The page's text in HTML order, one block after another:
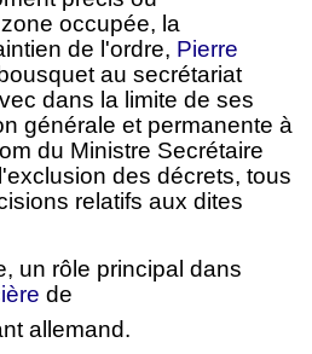
occupée, la
de l'ordre, Pierre
au secrétariat
dans la limite de ses
générale et permanente à
du Ministre Secrétaire
des décrets, tous
relatifs aux dites
un rôle principal dans
de
allemand.